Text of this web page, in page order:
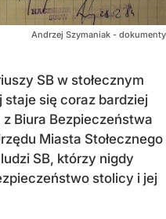
Andrzej Szymaniak - dokumenty
SB w stołecznym
staje się coraz bardziej
z Biura Bezpieczeństwa
Miasta Stołecznego
SB, którzy nigdy
stolicy i jej